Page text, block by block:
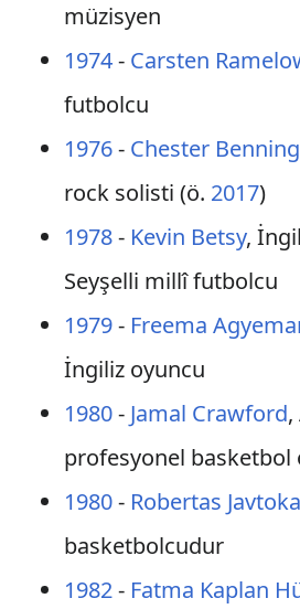
müzisyen
1974- Carsten
futbolcu
1976- Chester
rock solisti (ö. 2017)
1978- Kevin Betsy,
Seyşelli millî futbolcu
1979- Freema
İngiliz oyuncu
1980- Jamal Crawford,
profesyonel basketbol
1980- Robertas
basketbolcudur
1982- Fatma Kaplan